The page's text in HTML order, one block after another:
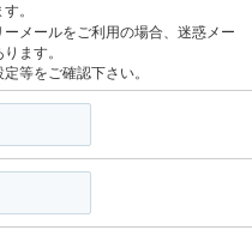
。
メールをご利用の場合、迷惑メー
ます。
等をご確認下さい。